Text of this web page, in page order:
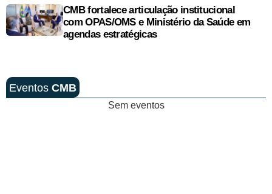
CMB fortalece articulação institucional
com OPAS/OMS e Ministério da Saúde em
agendas estratégicas
Eventos CMB
Sem eventos